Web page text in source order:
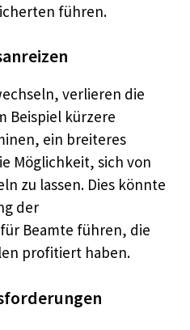
führen.
verlieren die
Beispiel kürzere
ein breiteres
Möglichkeit, sich von
zu lassen. Dies könnte
der
Beamte führen, die
profitiert haben.